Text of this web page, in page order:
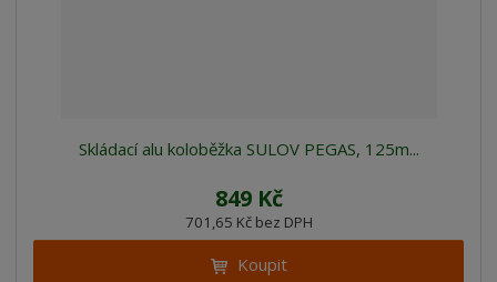
Skládací alu koloběžka SULOV PEGAS, 125m...
849 Kč
701,65 Kč bez DPH
Koupit